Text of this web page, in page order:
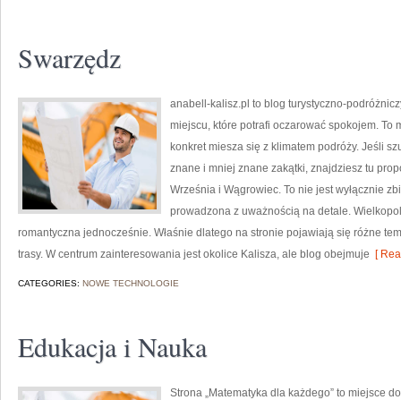
Swarzędz
anabell-kalisz.pl to blog turystyczno-
miejscu, które potrafi oczarować spokojem. To
konkret miesza się z klimatem podróży. Jeśli
znane i mniej znane zakątki, znajdziesz tu
Września i Wągrowiec. To nie jest wyłącznie
prowadzona z uważnością na detale.
romantyczna jednocześnie. Właśnie dlatego na stronie pojawiają się różne
trasy. W centrum zainteresowania jest okolice Kalisza, ale blog obejmuje [
CATEGORIES: NOWE TECHNOLOGIE
Edukacja i Nauka
Strona „Matematyka dla każdego” to miejsce